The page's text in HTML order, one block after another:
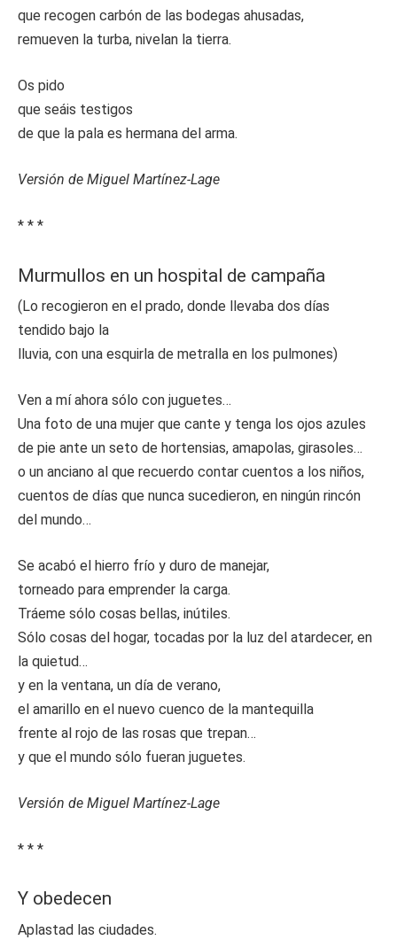
que recogen carbón de las bodegas ahusadas,
remueven la turba, nivelan la tierra.
Os pido
que seáis testigos
de que la pala es hermana del arma.
Versión de Miguel Martínez-Lage
* * *
Murmullos en un hospital de campaña
(Lo recogieron en el prado, donde llevaba dos días
tendido bajo la
lluvia, con una esquirla de metralla en los pulmones)
Ven a mí ahora sólo con juguetes…
Una foto de una mujer que cante y tenga los ojos azules
de pie ante un seto de hortensias, amapolas, girasoles…
o un anciano al que recuerdo contar cuentos a los niños,
cuentos de días que nunca sucedieron, en ningún rincón
del mundo…
Se acabó el hierro frío y duro de manejar,
torneado para emprender la carga.
Tráeme sólo cosas bellas, inútiles.
Sólo cosas del hogar, tocadas por la luz del atardecer, en
la quietud…
y en la ventana, un día de verano,
el amarillo en el nuevo cuenco de la mantequilla
frente al rojo de las rosas que trepan…
y que el mundo sólo fueran juguetes.
Versión de Miguel Martínez-Lage
* * *
Y obedecen
Aplastad las ciudades.